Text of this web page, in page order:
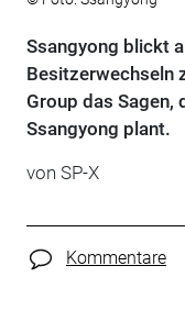
Ssangyong blickt
Besitzerwechseln
Group das Sagen,
Ssangyong plant.
von SP-X
Kommentare